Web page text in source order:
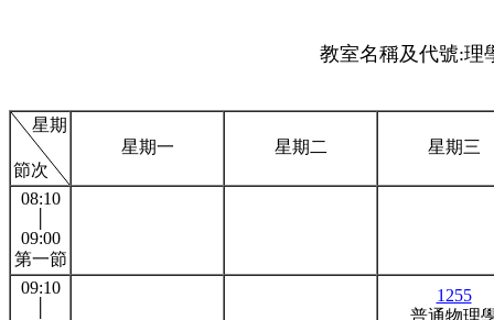
教室名稱及代號:理
星期
節次
星期一 星期二 星期三
08:10
09:00
第一節
09:10
1255
普通物理